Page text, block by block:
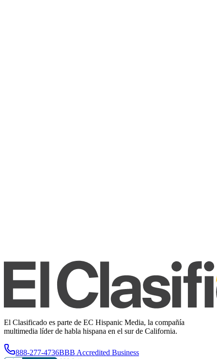
El Clasificado es parte de EC Hispanic Media, la compañía
multimedia líder de habla hispana en el sur de California.
888-277-4736BBB Accredited Business